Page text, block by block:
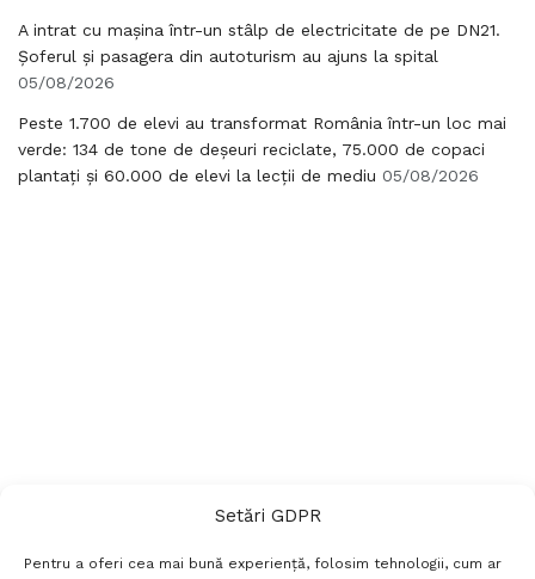
Setări GDPR
Pentru a oferi cea mai bună experiență, folosim tehnologii, cum ar
A intrat cu mașina într-un stâlp de electricitate de pe DN21.
Șoferul și pasagera din autoturism au ajuns la spital
05/08/2026
Peste 1.700 de elevi au transformat România într-un loc mai
verde: 134 de tone de deșeuri reciclate, 75.000 de copaci
plantați și 60.000 de elevi la lecții de mediu 05/08/2026